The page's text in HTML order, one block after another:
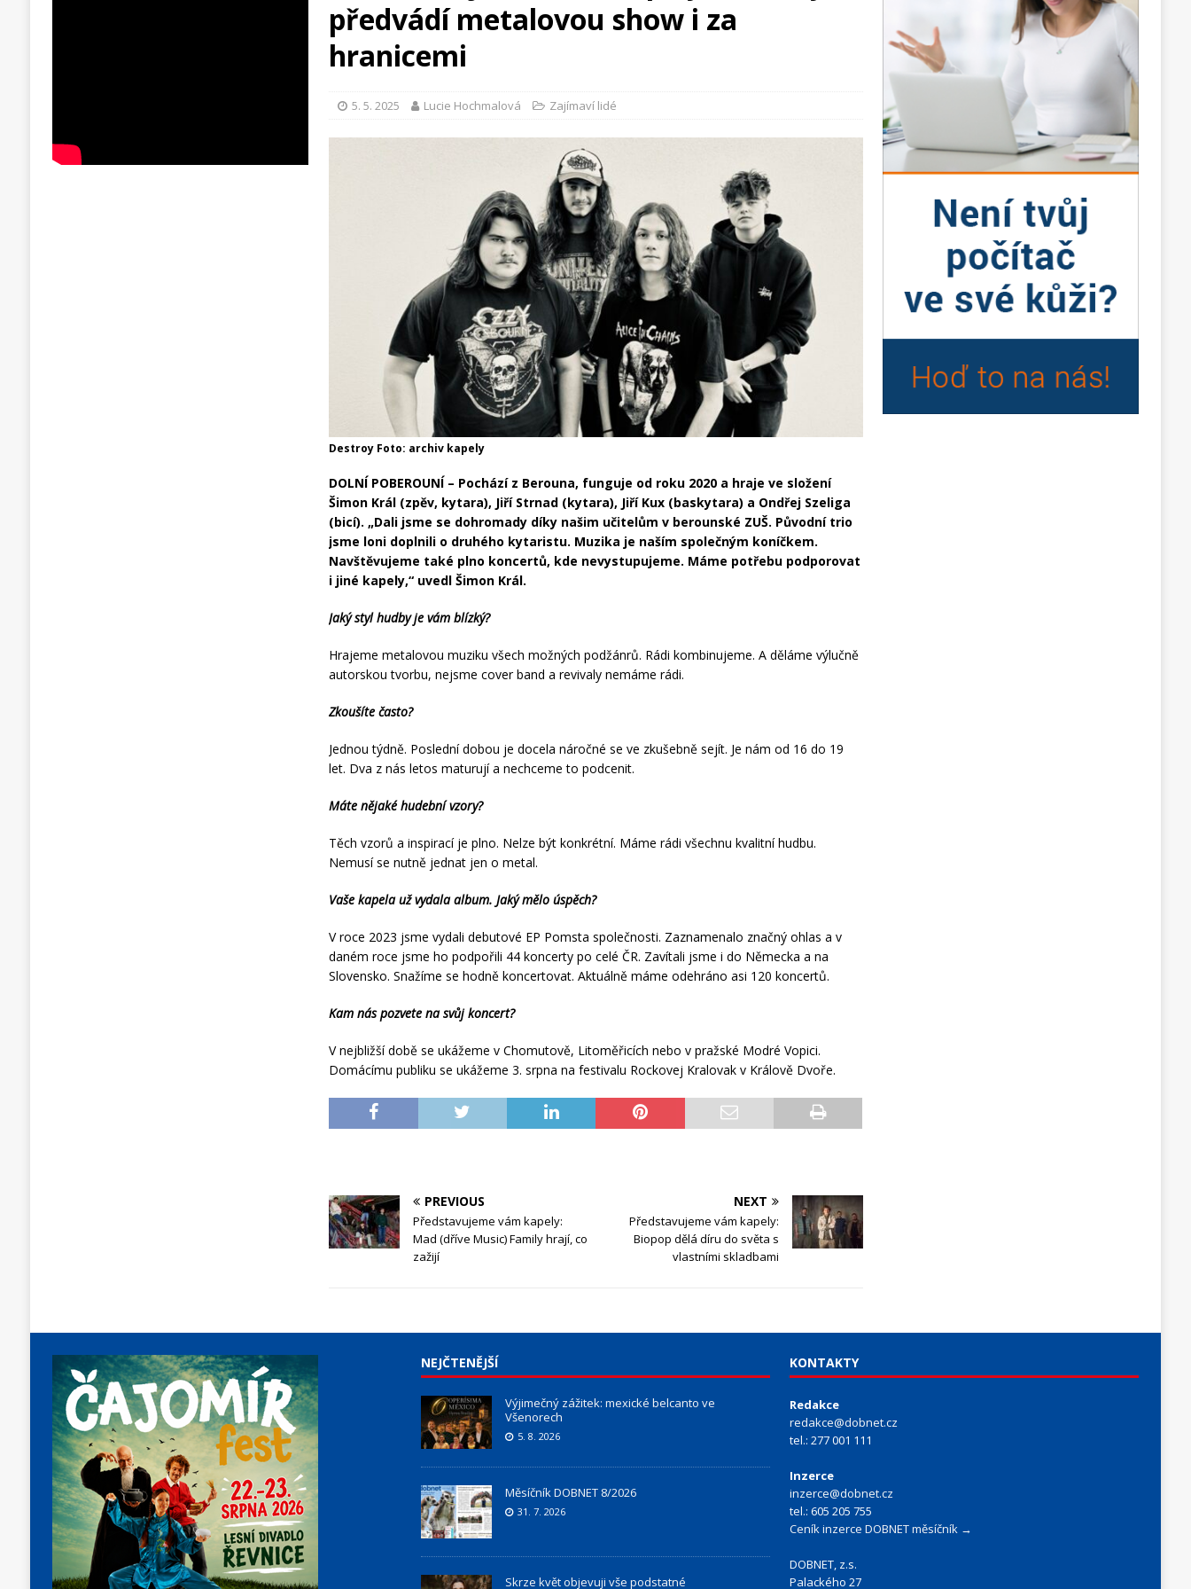
předvádí metalovou show i za
hranicemi
5. 5. 2025 Lucie Hochmalová Zajímaví lidé
Destroy Foto: archiv kapely
DOLNÍ POBEROUNÍ – Pochází z Berouna, funguje od roku 2020 a hraje ve složení
Šimon Král (zpěv, kytara), Jiří Strnad (kytara), Jiří Kux (baskytara) a Ondřej Szeliga
(bicí). „Dali jsme se dohromady díky našim učitelům v berounské ZUŠ. Původní trio
jsme loni doplnili o druhého kytaristu. Muzika je naším společným koníčkem.
Navštěvujeme také plno koncertů, kde nevystupujeme. Máme potřebu podporovat
i jiné kapely,“ uvedl Šimon Král.
Jaký styl hudby je vám blízký?
Hrajeme metalovou muziku všech možných podžánrů. Rádi kombinujeme. A děláme výlučně
autorskou tvorbu, nejsme cover band a revivaly nemáme rádi.
Zkoušíte často?
Jednou týdně. Poslední dobou je docela náročné se ve zkušebně sejít. Je nám od 16 do 19
let. Dva z nás letos maturují a nechceme to podcenit.
Máte nějaké hudební vzory?
Těch vzorů a inspirací je plno. Nelze být konkrétní. Máme rádi všechnu kvalitní hudbu.
Nemusí se nutně jednat jen o metal.
Vaše kapela už vydala album. Jaký mělo úspěch?
V roce 2023 jsme vydali debutové EP Pomsta společnosti. Zaznamenalo značný ohlas a v
daném roce jsme ho podpořili 44 koncerty po celé ČR. Zavítali jsme i do Německa a na
Slovensko. Snažíme se hodně koncertovat. Aktuálně máme odehráno asi 120 koncertů.
Kam nás pozvete na svůj koncert?
V nejbližší době se ukážeme v Chomutově, Litoměřicích nebo v pražské Modré Vopici.
Domácímu publiku se ukážeme 3. srpna na festivalu Rockovej Kralovak v Králově Dvoře.
PREVIOUS
Představujeme vám kapely:
Mad (dříve Music) Family hrají, co
zažijí
NEXT
Představujeme vám kapely:
Biopop dělá díru do světa s
vlastními skladbami
NEJČTENĚJŠÍ
Výjimečný zážitek: mexické belcanto ve
Všenorech
5. 8. 2026
Měsíčník DOBNET 8/2026
31. 7. 2026
Skrze květ objevuji vše podstatné
KONTAKTY
Redakce
redakce@dobnet.cz
tel.: 277 001 111
Inzerce
inzerce@dobnet.cz
tel.: 605 205 755
Ceník inzerce DOBNET měsíčník →
DOBNET, z.s.
Palackého 27